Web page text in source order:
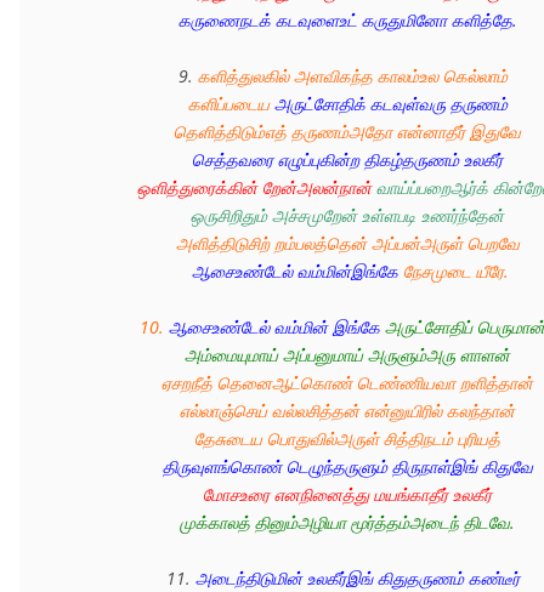
கருணைநடக் கடவுளைஉட் கருதுமினோ களித்தே.
9. களித்துலகில் அளவிகந்த காலம்உல கெல்லாம்
களிப்படைய அருட்சோதிக் கடவுள்வரு தருணம்
தெளித்திடும்எத் தருணம்அதோ என்னாதீர் இதுவே
செத்தவரை எழுப்புகின்ற திகழ்தருணம் உலகீர்
ஒளித்துரைக்கின் றேன்அலன்நான் வாய்ப்பறைஆர்க்
ஒருசிறிதும் அச்சமுறேன் உள்ளபடி உணர்ந்தேன்
அளித்திடுசிற் றம்பலத்தென் அப்பன்அருள் பெறவே
ஆசைஉண்டேல் வம்மின்இங்கே நேசமுடை யீரே.
10. ஆசைஉண்டேல் வம்மின் இங்கே அருட்சோதிப் பெருமான்
அம்மையுமாய் அப்பனுமாய் அருளும்அரு ளாளன்
ஏசறநீத் தெனைஆட்கொண் டெண்ணியவா றளித்தான்
எல்லாஞ்செய் வல்லசித்தன் என்னுயிரில் கலந்தான்
தேசுடைய பொதுவில்அருள் சித்திநடம் புரியத்
திருவுளங்கொண் டெழுந்தருளும் திருநாள்இங் கிதுவே
மோசஉரை எனநினைத்து மயங்காதீர் உலகீர்
முக்காலத் தினும்அழியா மூர்த்தம்அடைந் திடவே.
11. அடைந்திடுமின் உலகீர்இங் கிதுதருணம் கண்டீர்